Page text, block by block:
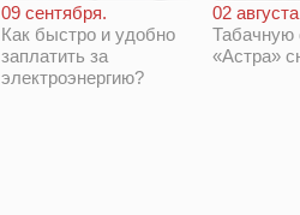
09 сентября.
Как быстро и удобно
заплатить за
электроэнергию?
02
Табачную
«Астра»